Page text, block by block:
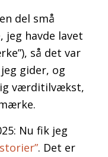
del små
jeg havde lavet
så det var
gider, og
værditilvækst,
Nu fik jeg
. Det er